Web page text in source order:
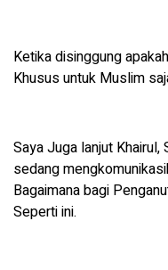
Ketika disinggung
Khusus untuk Muslim
Saya Juga lanjut
sedang
Bagaimana bagi
Seperti ini.